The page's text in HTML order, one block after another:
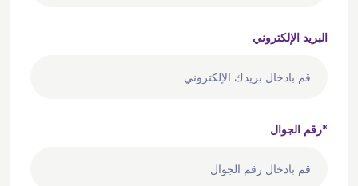
البريد الإلكتروني
رقم الجوال*